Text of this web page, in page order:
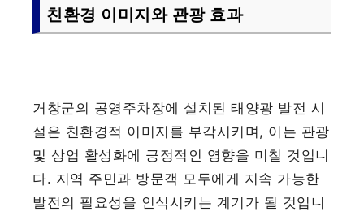
친환경 이미지와 관광 효과
거창군의 공영주차장에 설치된 태양광 발전 시
설은 친환경적 이미지를 부각시키며, 이는 관광
및 상업 활성화에 긍정적인 영향을 미칠 것입니
다. 지역 주민과 방문객 모두에게 지속 가능한
발전의 필요성을 인식시키는 계기가 될 것입니